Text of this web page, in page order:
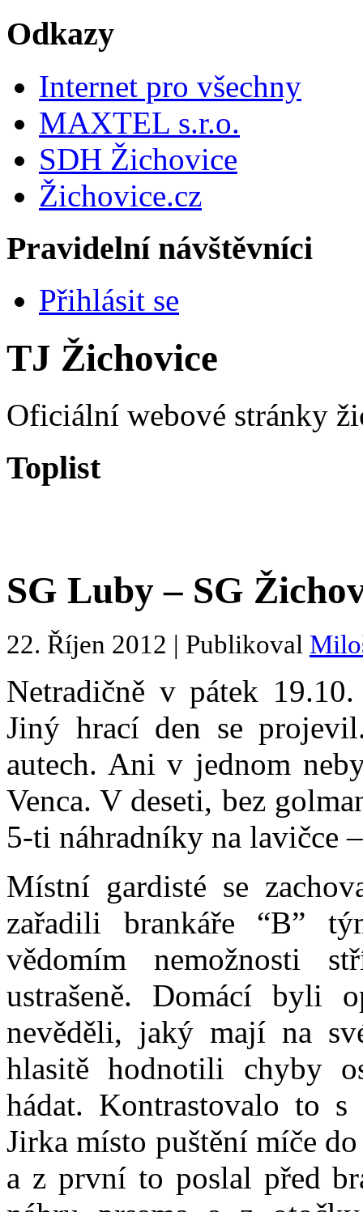
Odkazy
Internet pro všechny
MAXTEL s.r.o.
SDH Žichovice
Žichovice.cz
Pravidelní návštěvníci
Přihlásit se
TJ Žichovice
Oficiální webové stránky
Toplist
SG Luby – SG
22. Říjen 2012 | Publikoval
Netradičně v pátek
Jiný hrací den se
autech. Ani v jednom
Venca. V deseti, bez
5-ti náhradníky na lavičce
Místní gardisté se
zařadili brankáře “B”
vědomím nemožnosti
ustrašeně. Domácí byli
nevěděli, jaký mají na
hlasitě hodnotili chyby
hádat. Kontrastovalo to
Jirka místo puštění míče
a z první to poslal před